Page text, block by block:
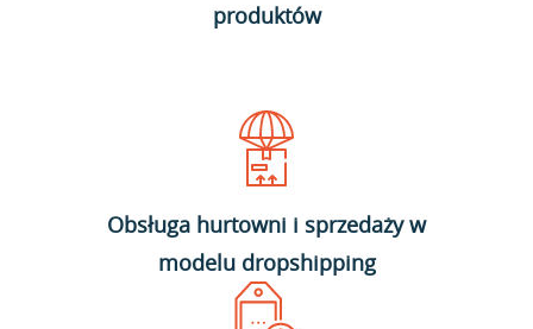
produktów
Obsługa hurtowni i sprzedaży w
modelu dropshipping